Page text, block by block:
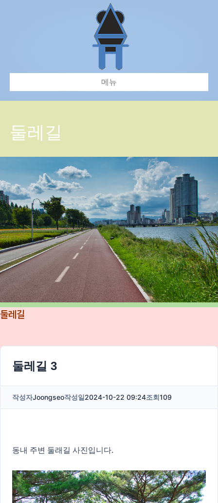
메뉴
둘레길
둘레길
둘레길 3
작성자Joongseo작성일2024-10-22 09:24조회109
동내 주변 둘래길 사진입니다.